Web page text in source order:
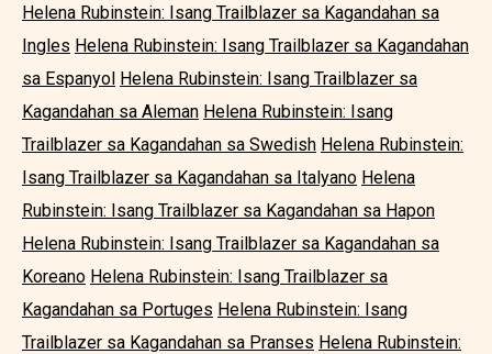
Helena Rubinstein: Isang Trailblazer sa Kagandahan sa
Ingles Helena Rubinstein: Isang Trailblazer sa Kagandahan
sa Espanyol Helena Rubinstein: Isang Trailblazer sa
Kagandahan sa Aleman Helena Rubinstein: Isang
Trailblazer sa Kagandahan sa Swedish Helena Rubinstein:
Isang Trailblazer sa Kagandahan sa Italyano Helena
Rubinstein: Isang Trailblazer sa Kagandahan sa Hapon
Helena Rubinstein: Isang Trailblazer sa Kagandahan sa
Koreano Helena Rubinstein: Isang Trailblazer sa
Kagandahan sa Portuges Helena Rubinstein: Isang
Trailblazer sa Kagandahan sa Pranses Helena Rubinstein: